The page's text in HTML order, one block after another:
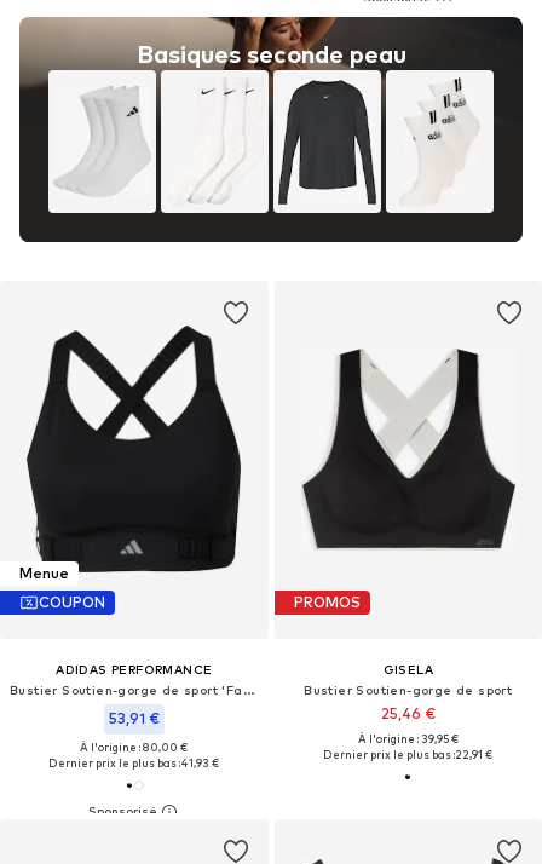
Basiques seconde peau
Menue
COUPON
ADIDAS PERFORMANCE
Bustier Soutien-gorge de sport 'FastImpact Luxe'
53,91 €
À l'origine : 80,00 €
Dernier prix le plus bas :41,93 €
PROMOS
GISELA
Bustier Soutien-gorge de sport
25,46 €
À l'origine : 39,95 €
Dernier prix le plus bas :22,91 €